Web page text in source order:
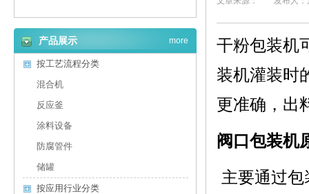
干粉包装机
装机灌装时
更准确，出
阀口包装机
主要通过
产品展示
按工艺流程分类
混合机
反应釜
涂料设备
防腐管件
储罐
按应用行业分类
more